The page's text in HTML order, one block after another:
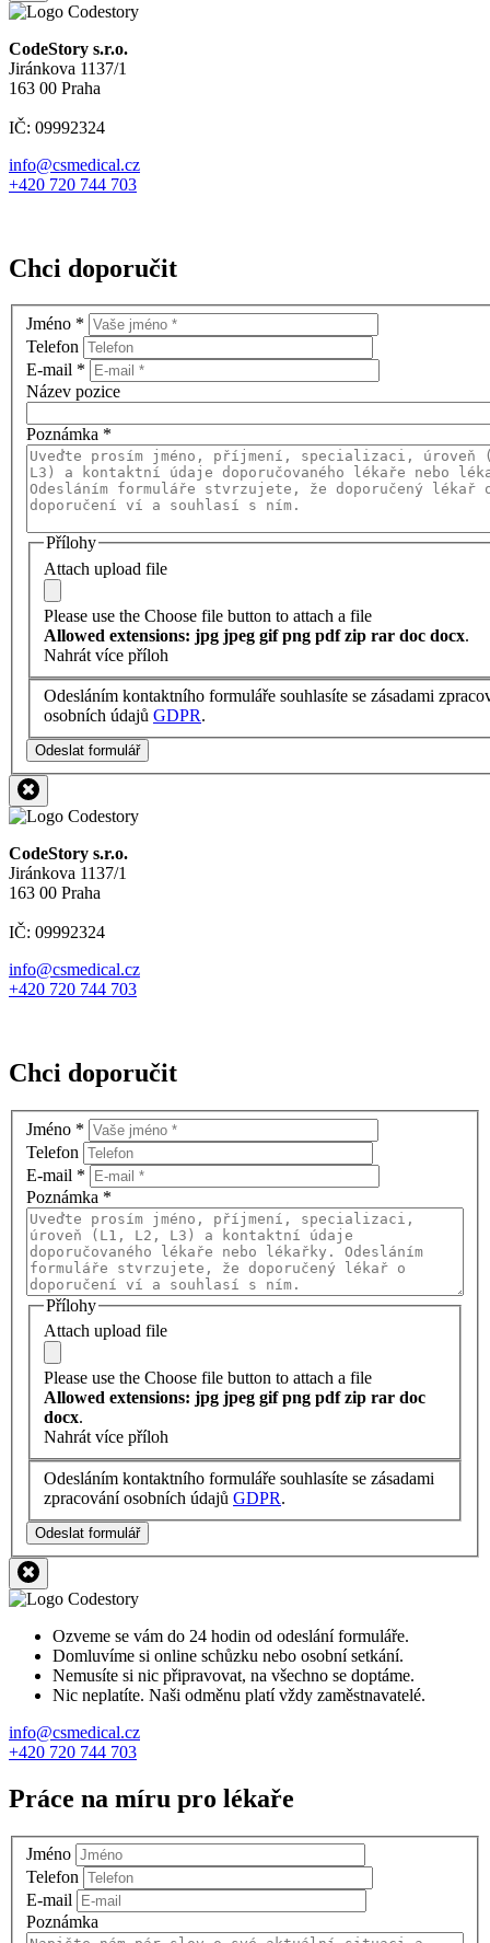
CodeStory s.r.o.
Jiránkova 1137/1
163 00 Praha
IČ: 09992324
info@csmedical.cz
+420 720 744 703
Chci doporučit
Jméno *
Telefon
E-mail *
Název pozice
Poznámka *
Přílohy
Attach upload file
Please use the Choose file button to attach a file
Allowed extensions: jpg jpeg gif png pdf zip rar doc docx.
Nahrát více příloh
Odesláním kontaktního formuláře souhlasíte se zásadami
osobních údajů GDPR.
Odeslat formulář
CodeStory s.r.o.
Jiránkova 1137/1
163 00 Praha
IČ: 09992324
info@csmedical.cz
+420 720 744 703
Chci doporučit
Jméno *
Telefon
E-mail *
Poznámka *
Přílohy
Attach upload file
Please use the Choose file button to attach a file
Allowed extensions: jpg jpeg gif png pdf zip rar doc
docx.
Nahrát více příloh
Odesláním kontaktního formuláře souhlasíte se zásadami
zpracování osobních údajů GDPR.
Odeslat formulář
Ozveme se vám do 24 hodin od odeslání formuláře.
Domluvíme si online schůzku nebo osobní setkání.
Nemusíte si nic připravovat, na všechno se doptáme.
Nic neplatíte. Naši odměnu platí vždy zaměstnavatelé.
info@csmedical.cz
+420 720 744 703
Práce na míru pro lékaře
Jméno
Telefon
E-mail
Poznámka